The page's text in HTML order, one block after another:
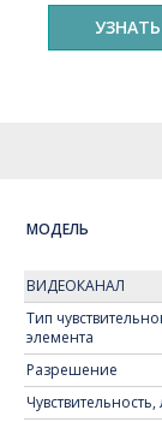
МОДЕЛЬ
ВИДЕОКАНАЛ
Тип
элемента
Разрешение
Чувствительность,